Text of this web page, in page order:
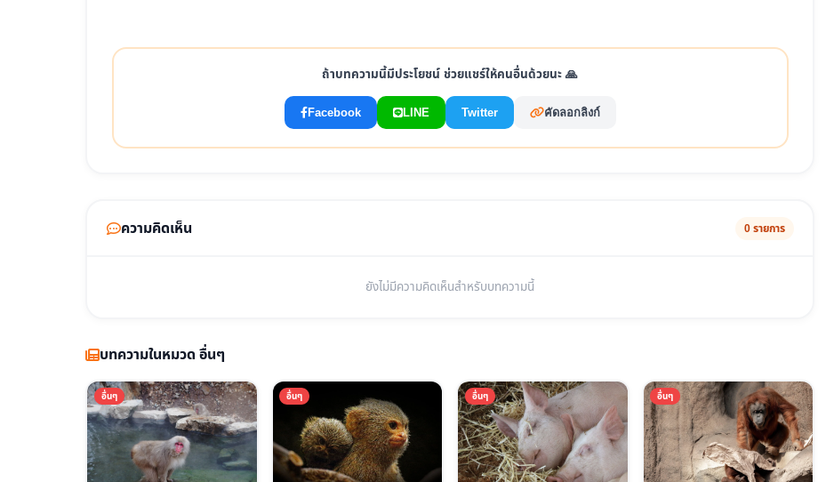
ถ้าบทความนี้มีประโยชน์ ช่วยแชร์ให้คนอื่นด้วยนะ 🙏
Facebook LINE Twitter คัดลอกลิงก์
ความคิดเห็น 0 รายการ
ยังไม่มีความคิดเห็นสำหรับบทความนี้
บทความในหมวด อื่นๆ
อื่นๆ อื่นๆ อื่นๆ อื่นๆ